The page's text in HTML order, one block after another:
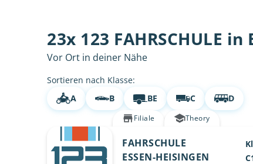
23x 123 FAHRSCHULE in
Vor Ort in deiner Nähe
Sortieren nach Klasse:
A
B BE C D
Filiale Theory
FAHRSCHULE
ESSEN-HEISINGEN